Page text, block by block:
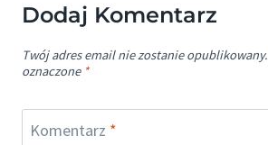
Dodaj Komentarz
Twój adres email nie zostanie opublikowany.
oznaczone *
Komentarz *